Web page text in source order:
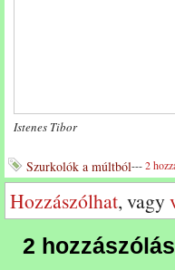
Istenes Tibor
Szurkolók a múltból---2
Hozzászólhat, vagy
2 hozzászólás